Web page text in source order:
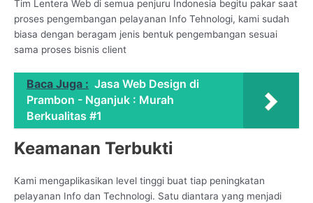
Tim Lentera Web di semua penjuru Indonesia begitu pakar saat
proses pengembangan pelayanan Info Tehnologi, kami sudah
biasa dengan beragam jenis bentuk pengembangan sesuai
sama proses bisnis client
Baca Juga : Jasa Web Design di
Prambon - Nganjuk : Murah
Berkualitas #1
Keamanan Terbukti
Kami mengaplikasikan level tinggi buat tiap peningkatan
pelayanan Info dan Technologi. Satu diantara yang menjadi